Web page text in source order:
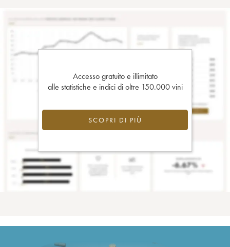
Accesso gratuito e illimitato
alle statistiche e indici di oltre 150.000 vini
SCOPRI DI PIÙ